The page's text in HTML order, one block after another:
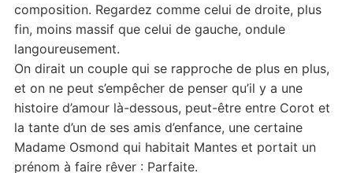
composition. Regardez comme celui de droite, plus
fin, moins massif que celui de gauche, ondule
langoureusement.
On dirait un couple qui se rapproche de plus en plus,
et on ne peut s’empêcher de penser qu’il y a une
histoire d’amour là-dessous, peut-être entre Corot et
la tante d’un de ses amis d’enfance, une certaine
Madame Osmond qui habitait Mantes et portait un
prénom à faire rêver : Parfaite.